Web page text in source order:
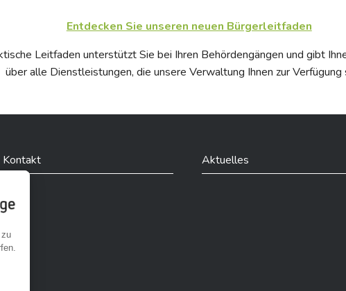
Entdecken Sie unseren neuen Bürgerleitfaden
Leitfaden unterstützt Sie bei Ihren Behördengängen und gibt
über alle Dienstleistungen, die unsere Verwaltung Ihnen zur
Linkedin
Kontakt Aktuelles